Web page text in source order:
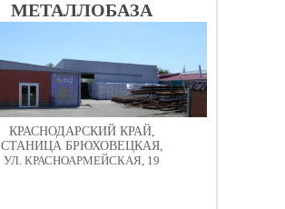
МЕТАЛЛОБАЗА
КРАСНОДАРСКИЙ КРАЙ,
СТАНИЦА БРЮХОВЕЦКАЯ,
УЛ. КРАСНОАРМЕЙСКАЯ, 19